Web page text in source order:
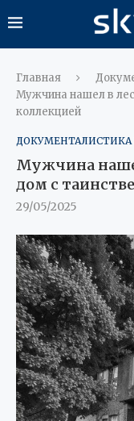
Главная
Мужчина нашел в
коллекцией
Мужчина
дом с
29/05/2025